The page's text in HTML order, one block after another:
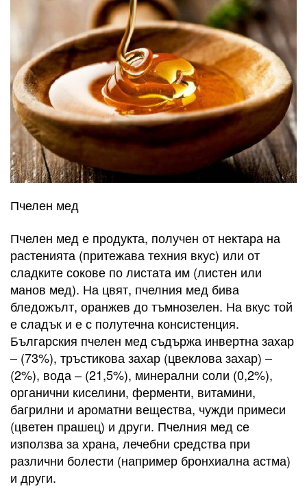
Пчелен мед
Пчелен мед е продукта, получен от нектара на
растенията (притежава техния вкус) или от
сладките сокове по листата им (листен или
манов мед). На цвят, пчелния мед бива
бледожълт, оранжев до тъмнозелен. На вкус той
е сладък и е с полутечна консистенция.
Българския пчелен мед съдържа инвертна захар
– (73%), тръстикова захар (цвеклова захар) –
(2%), вода – (21,5%), минерални соли (0,2%),
органични киселини, ферменти, витамини,
багрилни и ароматни вещества, чужди примеси
(цветен прашец) и други. Пчелния мед се
използва за храна, лечебни средства при
различни болести (например бронхиална астма)
и други.